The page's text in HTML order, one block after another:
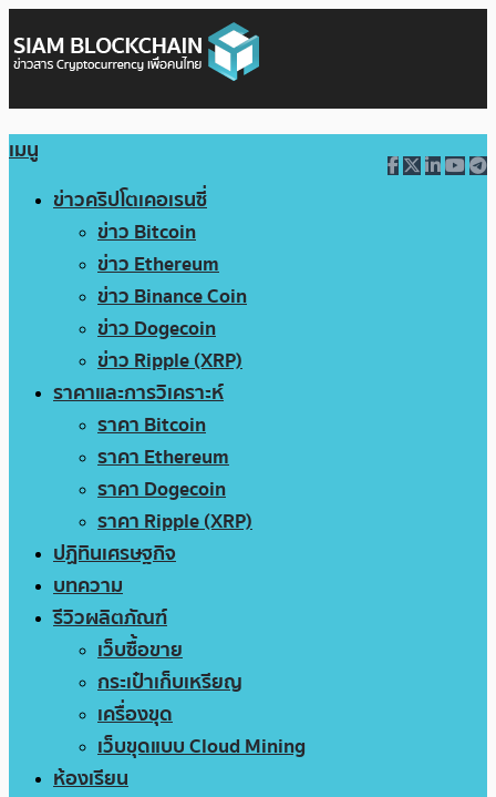
เมนู
ข่าวคริปโตเคอเรนซี่
ข่าว Bitcoin
ข่าว Ethereum
ข่าว Binance Coin
ข่าว Dogecoin
ข่าว Ripple (XRP)
ราคาและการวิเคราะห์
ราคา Bitcoin
ราคา Ethereum
ราคา Dogecoin
ราคา Ripple (XRP)
ปฏิทินเศรษฐกิจ
บทความ
รีวิวผลิตภัณฑ์
เว็บซื้อขาย
กระเป๋าเก็บเหรียญ
เครื่องขุด
เว็บขุดแบบ Cloud Mining
ห้องเรียน